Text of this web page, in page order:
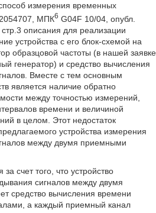
измерения временных
МПК6 G04F 10/04, опубл.
описания для реализации
устройства с его блок-схемой на
образцовой частоты (в нашей заявке
генератор) и средство вычисления
Вместе с тем основным
является наличие обратно
между точностью измерений,
времени и величиной
в целом. Этот недостаток
устройства измерения
между двумя приемными
счет того, что устройство
сигналов между двумя
средство вычисления времени
а каждый приемный канал